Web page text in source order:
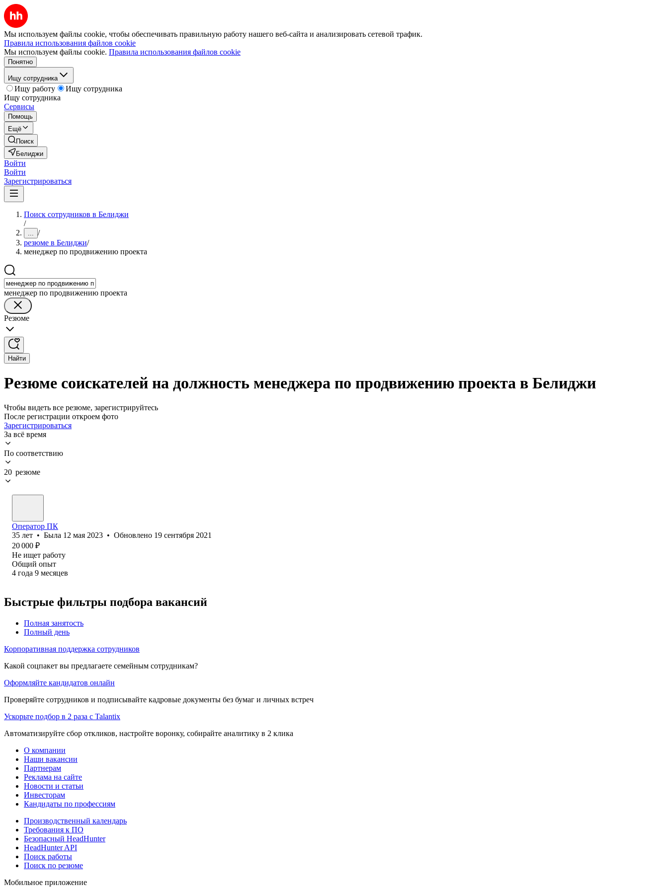
Мы используем файлы cookie, чтобы обеспечивать правильную работу нашего веб-сайта и анализировать сетевой трафик.
Правила использования файлов cookie
Мы используем файлы cookie. Правила использования файлов cookie
Понятно
Ищу сотрудника
Ищу работу
Ищу сотрудника
Ищу сотрудника
Сервисы
Помощь
Ещё
Поиск
Белиджи
Войти
Войти
Зарегистрироваться
Поиск сотрудников в Белиджи
/
... /
резюме в Белиджи/
менеджер по продвижению проекта
менеджер по продвижению проекта
Резюме
Найти
Резюме соискателей на должность менеджера по продвижению проекта в Белиджи
Чтобы видеть все резюме, зарегистрируйтесь
После регистрации откроем фото
Зарегистрироваться
За всё время
По соответствию
20 резюме
Оператор ПК
35 лет • Была 12 мая 2023 • Обновлено 19 сентября 2021
20 000 ₽
Не ищет работу
Общий опыт
4 года 9 месяцев
Быстрые фильтры подбора вакансий
Полная занятость
Полный день
Корпоративная поддержка сотрудников
Какой соцпакет вы предлагаете семейным сотрудникам?
Оформляйте кандидатов онлайн
Проверяйте сотрудников и подписывайте кадровые документы без бумаг и личных встреч
Ускорьте подбор в 2 раза с Talantix
Автоматизируйте сбор откликов, настройте воронку, собирайте аналитику в 2 клика
О компании
Наши вакансии
Партнерам
Реклама на сайте
Новости и статьи
Инвесторам
Кандидаты по профессиям
Производственный календарь
Требования к ПО
Безопасный HeadHunter
HeadHunter API
Поиск работы
Поиск по резюме
Мобильное приложение